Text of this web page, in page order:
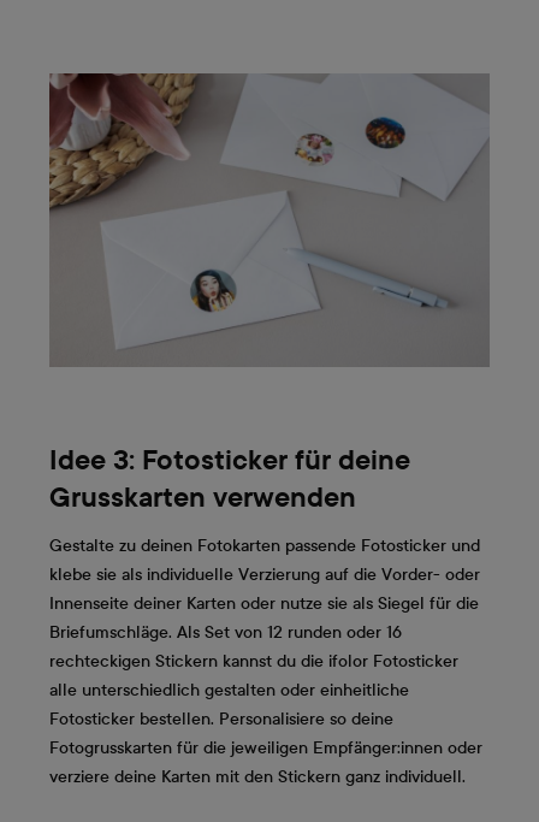
Idee 3: Fotosticker für deine
Grusskarten verwenden
Gestalte zu deinen Fotokarten passende Fotosticker und
klebe sie als individuelle Verzierung auf die Vorder- oder
Innenseite deiner Karten oder nutze sie als Siegel für die
Briefumschläge. Als Set von 12 runden oder 16
rechteckigen Stickern kannst du die ifolor Fotosticker
alle unterschiedlich gestalten oder einheitliche
Fotosticker bestellen. Personalisiere so deine
Fotogrusskarten für die jeweiligen Empfänger:innen oder
verziere deine Karten mit den Stickern ganz individuell.